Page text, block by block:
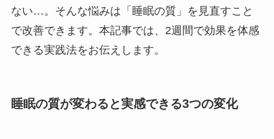
ない…。そんな悩みは「睡眠の質」を見直すこと
で改善できます。本記事では、2週間で効果を体感
できる実践法をお伝えします。
睡眠の質が変わると実感できる3つの変化